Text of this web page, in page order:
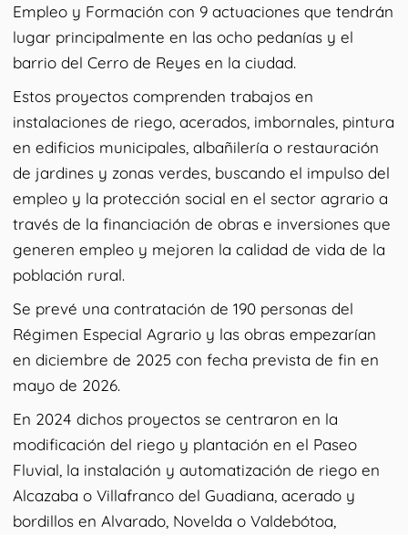
Empleo y Formación con 9 actuaciones que tendrán
lugar principalmente en las ocho pedanías y el
barrio del Cerro de Reyes en la ciudad.
Estos proyectos comprenden trabajos en
instalaciones de riego, acerados, imbornales, pintura
en edificios municipales, albañilería o restauración
de jardines y zonas verdes, buscando el impulso del
empleo y la protección social en el sector agrario a
través de la financiación de obras e inversiones que
generen empleo y mejoren la calidad de vida de la
población rural.
Se prevé una contratación de 190 personas del
Régimen Especial Agrario y las obras empezarían
en diciembre de 2025 con fecha prevista de fin en
mayo de 2026.
En 2024 dichos proyectos se centraron en la
modificación del riego y plantación en el Paseo
Fluvial, la instalación y automatización de riego en
Alcazaba o Villafranco del Guadiana, acerado y
bordillos en Alvarado, Novelda o Valdebótoa,